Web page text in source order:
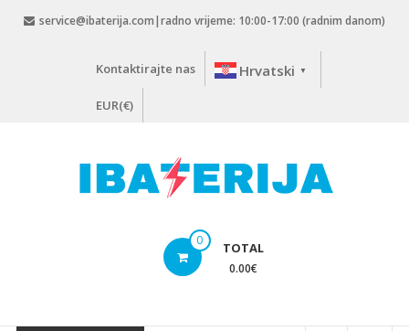
service@ibaterija.com|radno vrijeme: 10:00-17:00 (radnim danom)
Kontaktirajte nas Hrvatski ▼
EUR(€)
0 TOTAL
0.00€